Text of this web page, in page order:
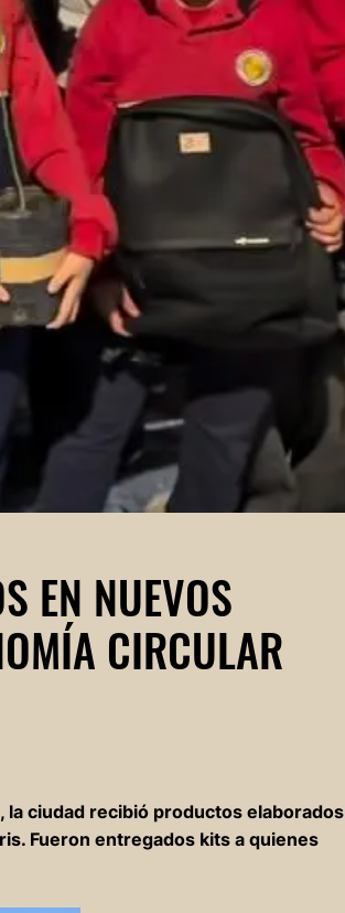
EN NUEVOS
CIRCULAR
la ciudad recibió productos elaborados
Fueron entregados kits a quienes